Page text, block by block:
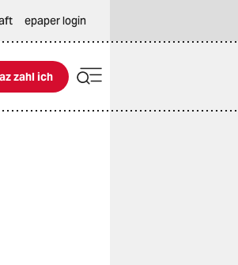
epaper login
ich
zahl ich